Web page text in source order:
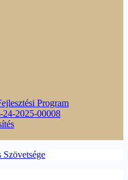
Program
2025-00008